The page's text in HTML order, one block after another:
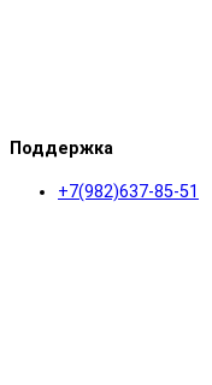
Поддержка
+7(982)637-85-51